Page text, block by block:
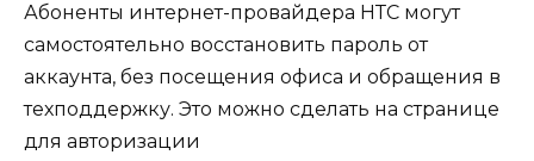
Абоненты интернет-провайдера НТС могут
самостоятельно восстановить пароль от
аккаунта, без посещения офиса и обращения в
техподдержку. Это можно сделать на странице
для авторизации